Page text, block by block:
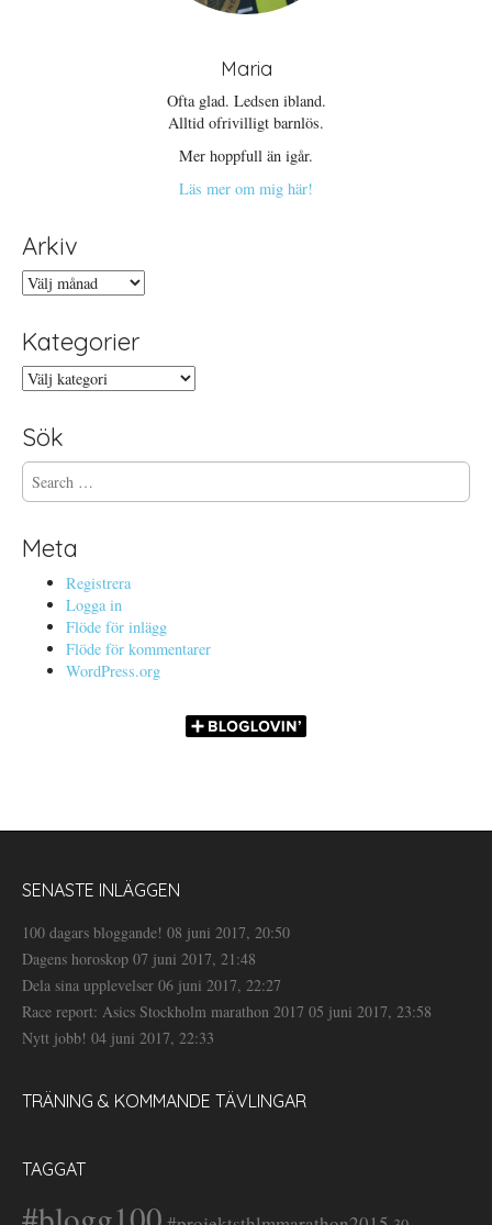
Maria
Ofta glad. Ledsen ibland.
Alltid ofrivilligt barnlös.
Mer hoppfull än igår.
Läs mer om mig här!
Arkiv
Arkiv
Kategorier
Kategorier
Sök
S
e
r
cMeta
Registrera
Logga in
Flöde för inlägg
Flöde för kommentarer
WordPress.org
SENASTE INLÄGGEN
100 dagars bloggande! 08 juni 2017, 20:50
Dagens horoskop 07 juni 2017, 21:48
Dela sina upplevelser 06 juni 2017, 22:27
Race report: Asics Stockholm marathon 2017 05 juni 2017, 23:58
Nytt jobb! 04 juni 2017, 22:33
TRÄNING & KOMMANDE TÄVLINGAR
TAGGAT